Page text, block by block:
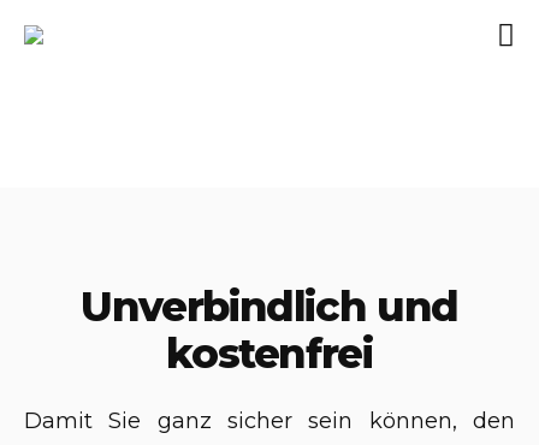
Unverbindlich und
kostenfrei
Damit Sie ganz sicher sein können, den